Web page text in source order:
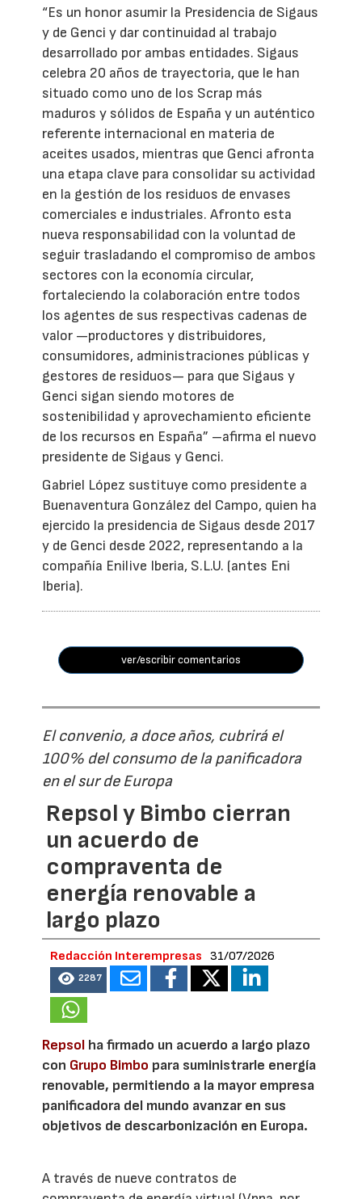
“Es un honor asumir la Presidencia de Sigaus
y de Genci y dar continuidad al trabajo
desarrollado por ambas entidades. Sigaus
celebra 20 años de trayectoria, que le han
situado como uno de los Scrap más
maduros y sólidos de España y un auténtico
referente internacional en materia de
aceites usados, mientras que Genci afronta
una etapa clave para consolidar su actividad
en la gestión de los residuos de envases
comerciales e industriales. Afronto esta
nueva responsabilidad con la voluntad de
seguir trasladando el compromiso de ambos
sectores con la economía circular,
fortaleciendo la colaboración entre todos
los agentes de sus respectivas cadenas de
valor —productores y distribuidores,
consumidores, administraciones públicas y
gestores de residuos— para que Sigaus y
Genci sigan siendo motores de
sostenibilidad y aprovechamiento eficiente
de los recursos en España” –afirma el nuevo
presidente de Sigaus y Genci.
Gabriel López sustituye como presidente a
Buenaventura González del Campo, quien ha
ejercido la presidencia de Sigaus desde 2017
y de Genci desde 2022, representando a la
compañía Enilive Iberia, S.L.U. (antes Eni
Iberia).
ver/escribir comentarios
El convenio, a doce años, cubrirá el
100% del consumo de la panificadora
en el sur de Europa
Repsol y Bimbo cierran
un acuerdo de
compraventa de
energía renovable a
largo plazo
Redacción Interempresas 31/07/2026
2287
Repsol ha firmado un acuerdo a largo plazo
con Grupo Bimbo para suministrarle energía
renovable, permitiendo a la mayor empresa
panificadora del mundo avanzar en sus
objetivos de descarbonización en Europa.
A través de nueve contratos de